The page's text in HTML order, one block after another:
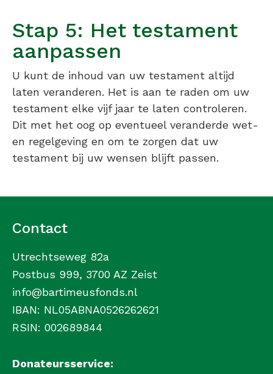
Stap 5: Het testament
aanpassen
U kunt de inhoud van uw testament altijd
laten veranderen. Het is aan te raden om uw
testament elke vijf jaar te laten controleren.
Dit met het oog op eventueel veranderde wet-
en regelgeving en om te zorgen dat uw
testament bij uw wensen blijft passen.
Contact
Utrechtseweg 82a
Postbus 999, 3700 AZ Zeist
info@bartimeusfonds.nl
IBAN: NL05ABNA0526262621
RSIN: 002689844
Donateursservice: